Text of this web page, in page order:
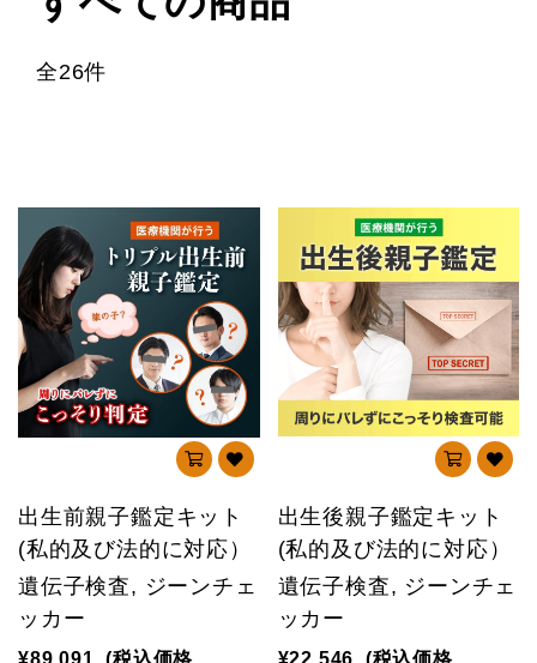
全26件
出生前親子鑑定キット
(私的及び法的に対応）
遺伝子検査, ジーンチェ
ッカー
¥89,091 (税込価格
出生後親子鑑定キット
(私的及び法的に対応）
遺伝子検査, ジーンチェ
ッカー
¥22,546
(税込価格